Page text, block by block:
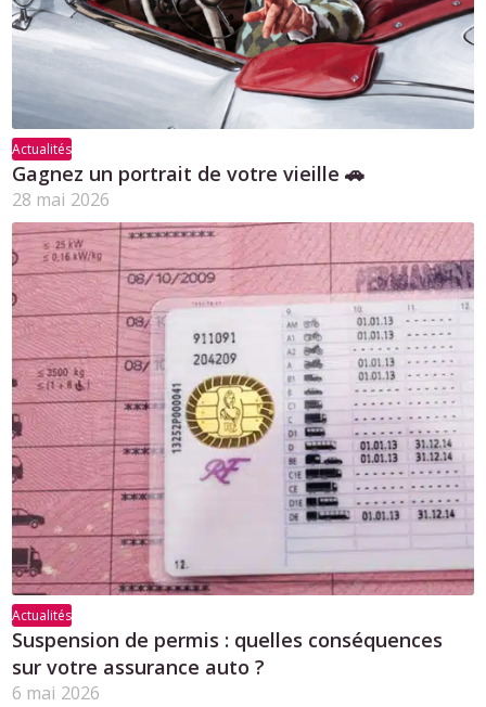
Actualités
Gagnez un portrait de votre vieille 🚗
28 mai 2026
Actualités
Suspension de permis : quelles conséquences
sur votre assurance auto ?
6 mai 2026